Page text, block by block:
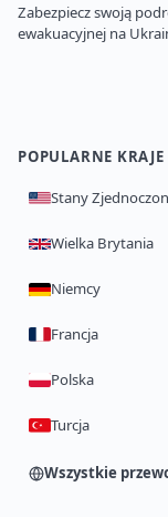
Zabezpiecz swoją
ewakuacyjnej na
POPULARNE KRAJE
Stany
Wielka Brytania
Niemcy
Francja
Polska
Turcja
Wszystkie